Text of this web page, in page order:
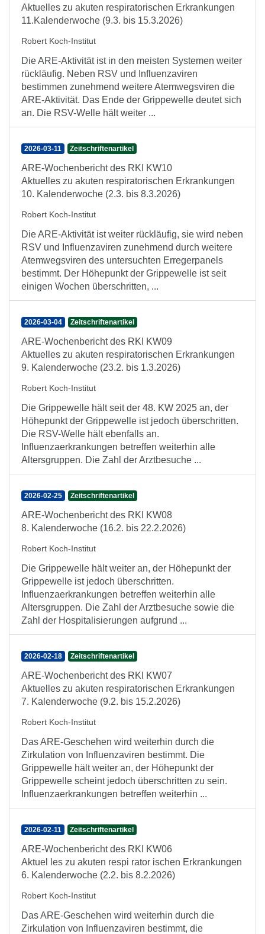
Aktuelles zu akuten respiratorischen Erkrankungen
11.Kalenderwoche (9.3. bis 15.3.2026)
Robert Koch-Institut
Die ARE-Aktivität ist in den meisten Systemen weiter
rückläufig. Neben RSV und Influenzaviren
bestimmen zunehmend weitere Atemwegsviren die
ARE-Aktivität. Das Ende der Grippewelle deutet sich
an. Die RSV-Welle hält weiter ...
2026-03-11 Zeitschriftenartikel
ARE-Wochenbericht des RKI KW10
Aktuelles zu akuten respiratorischen Erkrankungen
10. Kalenderwoche (2.3. bis 8.3.2026)
Robert Koch-Institut
Die ARE-Aktivität ist weiter rückläufig, sie wird neben
RSV und Influenzaviren zunehmend durch weitere
Atemwegsviren des untersuchten Erregerpanels
bestimmt. Der Höhepunkt der Grippewelle ist seit
einigen Wochen überschritten, ...
2026-03-04 Zeitschriftenartikel
ARE-Wochenbericht des RKI KW09
Aktuelles zu akuten respiratorischen Erkrankungen
9. Kalenderwoche (23.2. bis 1.3.2026)
Robert Koch-Institut
Die Grippewelle hält seit der 48. KW 2025 an, der
Höhepunkt der Grippewelle ist jedoch überschritten.
Die RSV-Welle hält ebenfalls an.
Influenzaerkrankungen betreffen weiterhin alle
Altersgruppen. Die Zahl der Arztbesuche ...
2026-02-25 Zeitschriftenartikel
ARE-Wochenbericht des RKI KW08
8. Kalenderwoche (16.2. bis 22.2.2026)
Robert Koch-Institut
Die Grippewelle hält weiter an, der Höhepunkt der
Grippewelle ist jedoch überschritten.
Influenzaerkrankungen betreffen weiterhin alle
Altersgruppen. Die Zahl der Arztbesuche sowie die
Zahl der Hospitalisierungen aufgrund ...
2026-02-18 Zeitschriftenartikel
ARE-Wochenbericht des RKI KW07
Aktuelles zu akuten respiratorischen Erkrankungen
7. Kalenderwoche (9.2. bis 15.2.2026)
Robert Koch-Institut
Das ARE-Geschehen wird weiterhin durch die
Zirkulation von Influenzaviren bestimmt. Die
Grippewelle hält weiter an, der Höhepunkt der
Grippewelle scheint jedoch überschritten zu sein.
Influenzaerkrankungen betreffen weiterhin ...
2026-02-11 Zeitschriftenartikel
ARE-Wochenbericht des RKI KW06
Aktuel les zu akuten respi rator ischen Erkrankungen
6. Kalenderwoche (2.2. bis 8.2.2026)
Robert Koch-Institut
Das ARE-Geschehen wird weiterhin durch die
Zirkulation von Influenzaviren bestimmt, die